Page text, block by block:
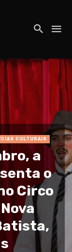
CULTURAIS
a
o
Circo